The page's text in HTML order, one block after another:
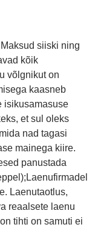
siiski ning
kõik
võlgnikut on
kaasneb
isikusamasuse
et sul oleks
nad tagasi
mainega kiire.
panustada
Laenutaotlus,
reaalsete laenu
tihti on samuti ei